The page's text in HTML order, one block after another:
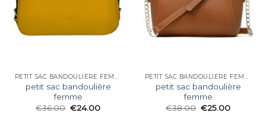
PETIT SAC BANDOULIÈRE FEMME
petit sac bandoulière
femme
€36.00 €24.00
PETIT SAC BANDOULIÈRE FEMME
petit sac bandoulière
femme
€38.00 €25.00